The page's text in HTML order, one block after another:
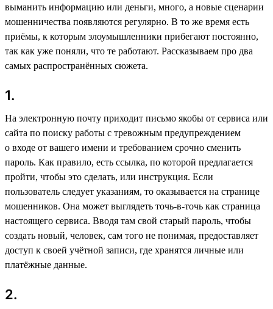
выманить информацию или деньги, много, а новые сценарии
мошенничества появляются регулярно. В то же время есть
приёмы, к которым злоумышленники прибегают постоянно,
так как уже поняли, что те работают. Рассказываем про два
самых распространённых сюжета.
1.
На электронную почту приходит письмо якобы от сервиса или
сайта по поиску работы с тревожным предупреждением
о входе от вашего имени и требованием срочно сменить
пароль. Как правило, есть ссылка, по которой предлагается
пройти, чтобы это сделать, или инструкция. Если
пользователь следует указаниям, то оказывается на странице
мошенников. Она может выглядеть точь-в-точь как страница
настоящего сервиса. Вводя там свой старый пароль, чтобы
создать новый, человек, сам того не понимая, предоставляет
доступ к своей учётной записи, где хранятся личные или
платёжные данные.
2.